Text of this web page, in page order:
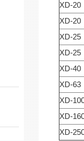
XD-20
XD-20
XD-25
XD-25
XD-40
XD-63
XD-
XD-
XD-